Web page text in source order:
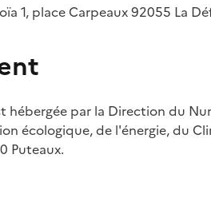
1, place Carpeaux 92055 La
hébergée par la Direction du
écologique, de l'énergie, du
Puteaux.